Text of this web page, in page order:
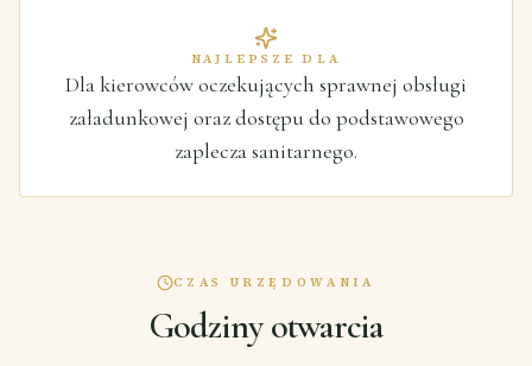
NAJLEPSZE DLA
Dla kierowców oczekujących sprawnej obsługi
załadunkowej oraz dostępu do podstawowego
zaplecza sanitarnego.
CZAS URZĘDOWANIA
Godziny otwarcia